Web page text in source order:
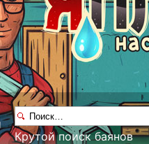
Крутой поиск баянов